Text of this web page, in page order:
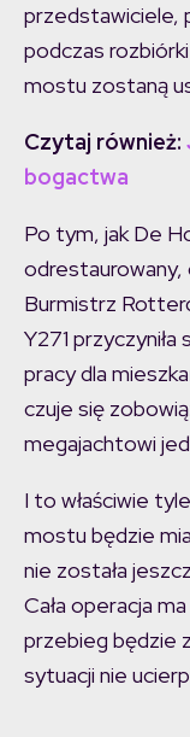
przedstawiciele,
podczas
mostu zostaną
Czytaj również:
bogactwa
Po tym, jak De
odrestaurowany,
Burmistrz
Y271
pracy dla
czuje się
megajachtowi
I to właściwie
mostu będzie
nie została
Cała operacja
przebieg będzie
sytuacji nie